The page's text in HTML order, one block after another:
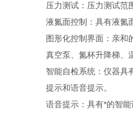
压力测试：压力测试范
液氮面控制：具有液氮
图形化控制界面：亲和
真空泵、氮杯升降梯、
智能自检系统：仪器具
提示和语音提示。
语音提示：具有*的智